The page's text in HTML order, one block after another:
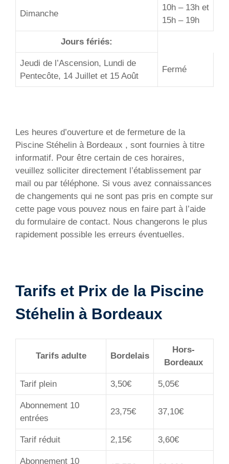
Dimanche
10h – 13h et
15h – 19h
Jours fériés:
Jeudi de l’Ascension, Lundi de
Pentecôte, 14 Juillet et 15 Août
Fermé
Les heures d’ouverture et de fermeture de la
Piscine Stéhelin à Bordeaux , sont fournies à titre
informatif. Pour être certain de ces horaires,
veuillez solliciter directement l’établissement par
mail ou par téléphone. Si vous avez connaissances
de changements qui ne sont pas pris en compte sur
cette page vous pouvez nous en faire part à l’aide
du formulaire de contact. Nous changerons le plus
rapidement possible les erreurs éventuelles.
Tarifs et Prix de la Piscine
Stéhelin à Bordeaux
Tarifs adulte Bordelais
Hors-
Bordeaux
Tarif plein 3,50€ 5,05€
Abonnement 10
entrées
23,75€ 37,10€
Tarif réduit 2,15€ 3,60€
Abonnement 10